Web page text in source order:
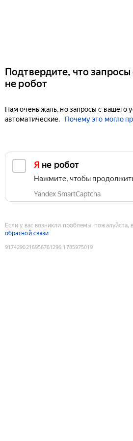
Подтвердите, что
не робот
Нам очень жаль, но запросы с вашего
автоматические.
Почему это могло
Я не робот
Нажмите, чтобы
Yandex SmartCaptcha
Если у вас возникли проблемы, пожалуйста,
обратной связи
9174290216956761296:1785975019